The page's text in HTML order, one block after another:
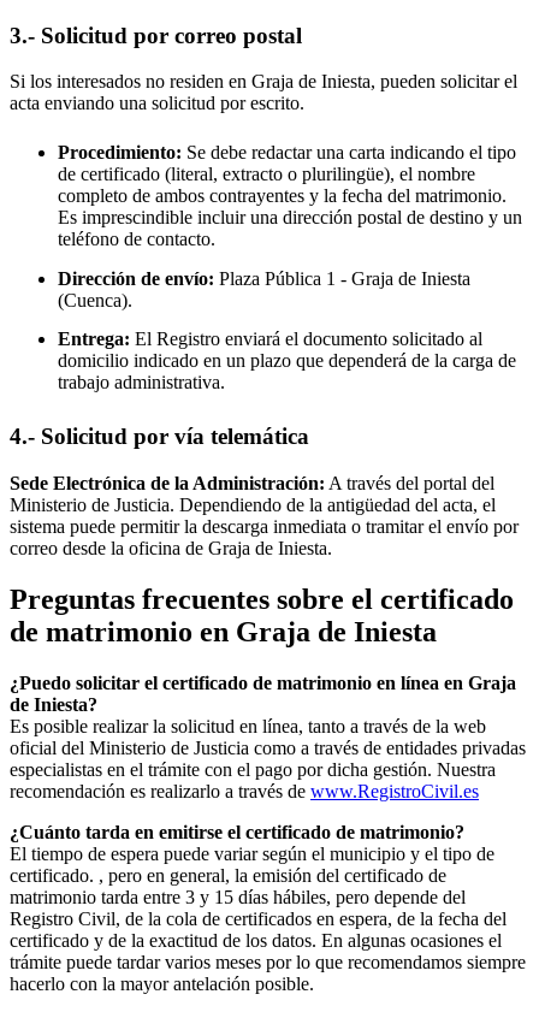
3.- Solicitud por correo postal
Si los interesados no residen en Graja de Iniesta, pueden solicitar el
acta enviando una solicitud por escrito.
Procedimiento: Se debe redactar una carta indicando el tipo
de certificado (literal, extracto o plurilingüe), el nombre
completo de ambos contrayentes y la fecha del matrimonio.
Es imprescindible incluir una dirección postal de destino y un
teléfono de contacto.
Dirección de envío: Plaza Pública 1 - Graja de Iniesta
(Cuenca).
Entrega: El Registro enviará el documento solicitado al
domicilio indicado en un plazo que dependerá de la carga de
trabajo administrativa.
4.- Solicitud por vía telemática
Sede Electrónica de la Administración: A través del portal del
Ministerio de Justicia. Dependiendo de la antigüedad del acta, el
sistema puede permitir la descarga inmediata o tramitar el envío por
correo desde la oficina de Graja de Iniesta.
Preguntas frecuentes sobre el certificado
de matrimonio en Graja de Iniesta
¿Puedo solicitar el certificado de matrimonio en línea en Graja
de Iniesta?
Es posible realizar la solicitud en línea, tanto a través de la web
oficial del Ministerio de Justicia como a través de entidades privadas
especialistas en el trámite con el pago por dicha gestión. Nuestra
recomendación es realizarlo a través de www.RegistroCivil.es
¿Cuánto tarda en emitirse el certificado de matrimonio?
El tiempo de espera puede variar según el municipio y el tipo de
certificado. , pero en general, la emisión del certificado de
matrimonio tarda entre 3 y 15 días hábiles, pero depende del
Registro Civil, de la cola de certificados en espera, de la fecha del
certificado y de la exactitud de los datos. En algunas ocasiones el
trámite puede tardar varios meses por lo que recomendamos siempre
hacerlo con la mayor antelación posible.